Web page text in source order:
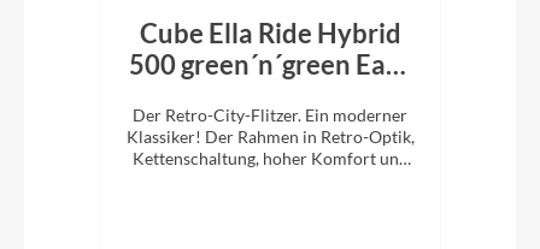
Cube Ella Ride Hybrid
500 green´n´green Easy
Der Retro-City-Flitzer. Ein moderner
Klassiker! Der Rahmen in Retro-Optik,
Kettenschaltung, hoher Komfort und